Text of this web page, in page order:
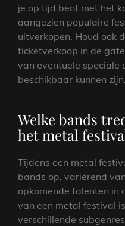
je op tijd bent met het
aangezien populaire
uitverkopen. Houd ook
ticketverkoop in de
van eventuele speciale
beschikbaar kunnen zijn.
Welke bands
het metal
Tijdens een metal
bands op, variërend
opkomende talenten in
van een metal festival
verschillende